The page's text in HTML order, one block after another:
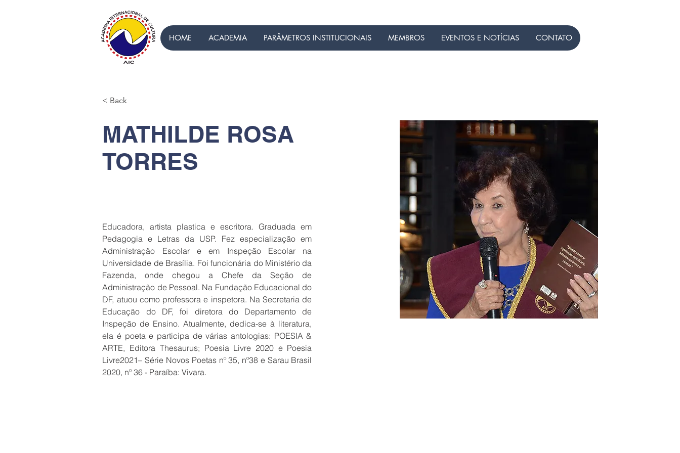
HOME ACADEMIA PARÂMETROS INSTITUCIONAIS MEMBROS EVENTOS E NOTÍCIAS CONTATO
< Back
MATHILDE ROSA
TORRES
Educadora, artista plastica e escritora. Graduada em
Pedagogia e Letras da USP. Fez especialização em
Administração Escolar e em Inspeção Escolar na
Universidade de Brasília. Foi funcionária do Ministério da
Fazenda, onde chegou a Chefe da Seção de
Administração de Pessoal. Na Fundação Educacional do
DF, atuou como professora e inspetora. Na Secretaria de
Educação do DF, foi diretora do Departamento de
Inspeção de Ensino. Atualmente, dedica-se à literatura,
ela é poeta e participa de várias antologias: POESIA &
ARTE, Editora Thesaurus; Poesia Livre 2020 e Poesia
Livre2021– Série Novos Poetas nº 35, nº38 e Sarau Brasil
2020, nº 36 - Paraíba: Vivara.